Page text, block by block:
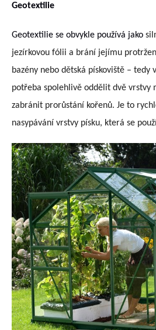
Geotextilie
Geotextilie se obvykle používá jako
jezírkovou fólii a brání jejímu
bazény nebo dětská pískoviště – tedy
potřeba spolehlivě oddělit dvě vrstvy
zabránit prorůstání kořenů. Je to
nasypávání vrstvy písku, která se